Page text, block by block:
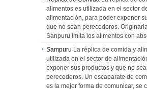
alimentos es utilizada en el sector
alimentación, para poder exponer
que no sean perecederos.
Sanpuru imita los alimentos con
Sampuru La réplica de comida y
utilizada en el sector de
exponer sus productos y que no
perecederos. Un escaparate de
es la mejor forma de comunicar, se